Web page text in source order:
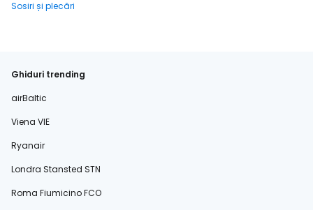
Sosiri și plecări
Ghiduri trending
airBaltic
Viena VIE
Ryanair
Londra Stansted STN
Roma Fiumicino FCO